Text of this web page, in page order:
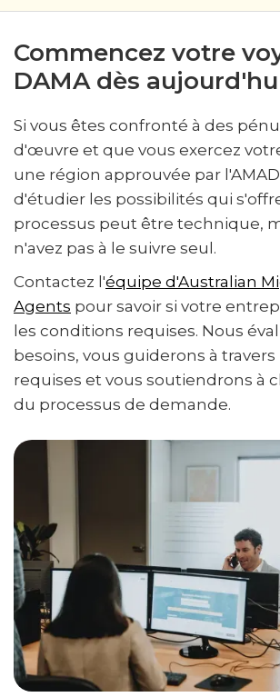
Commencez votre
DAMA dès
Si vous êtes confronté à des
d'œuvre et que vous exercez
une région approuvée par
d'étudier les possibilités qui
processus peut être technique,
n'avez pas à le suivre seul.
Contactez l'équipe d'Australian
Agents pour savoir si votre
les conditions requises. Nous
besoins, vous guiderons à
requises et vous soutiendrons à
du processus de demande.